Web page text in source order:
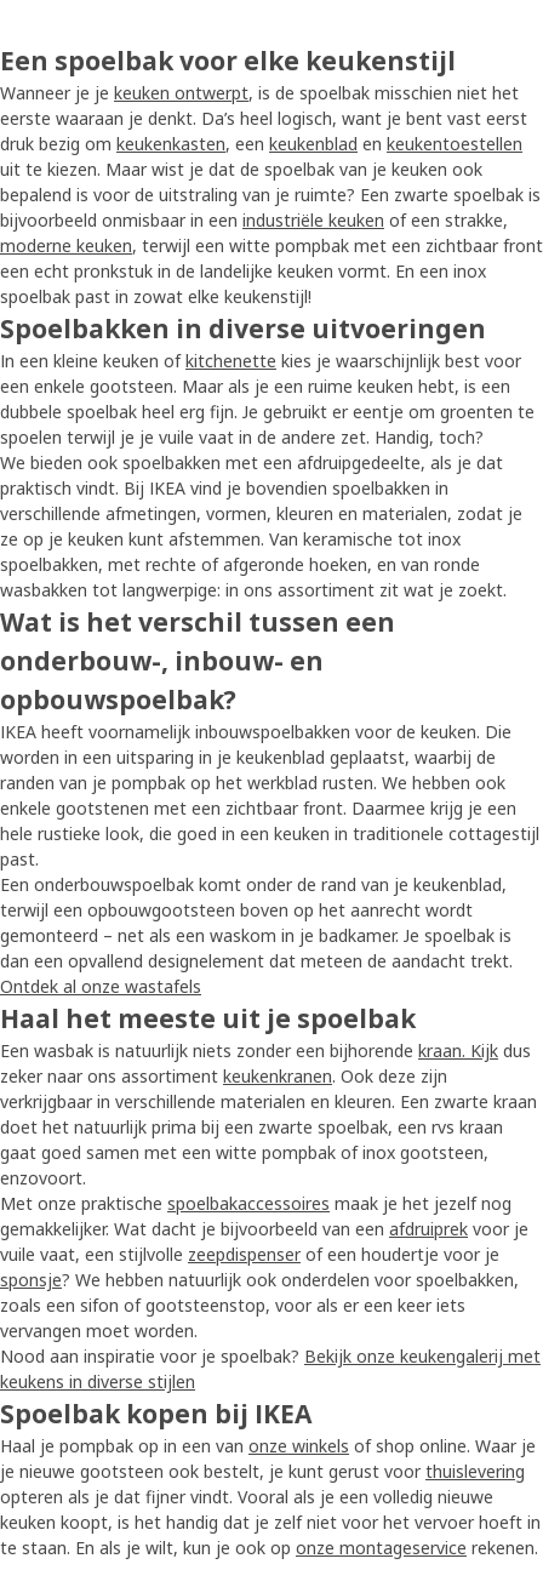
Een spoelbak voor elke keukenstijl
Wanneer je je keuken ontwerpt, is de spoelbak misschien niet het
eerste waaraan je denkt. Da’s heel logisch, want je bent vast eerst
druk bezig om keukenkasten, een keukenblad en keukentoestellen
uit te kiezen. Maar wist je dat de spoelbak van je keuken ook
bepalend is voor de uitstraling van je ruimte? Een zwarte spoelbak is
bijvoorbeeld onmisbaar in een industriële keuken of een strakke,
moderne keuken, terwijl een witte pompbak met een zichtbaar front
een echt pronkstuk in de landelijke keuken vormt. En een inox
spoelbak past in zowat elke keukenstijl!
Spoelbakken in diverse uitvoeringen
In een kleine keuken ofkitchenette kies je waarschijnlijk best voor
een enkele gootsteen. Maar als je een ruime keuken hebt, is een
dubbele spoelbak heel erg fijn. Je gebruikt er eentje om groenten te
spoelen terwijl je je vuile vaat in de andere zet. Handig, toch?
We bieden ook spoelbakken met een afdruipgedeelte, als je dat
praktisch vindt. Bij IKEA vind je bovendien spoelbakken in
verschillende afmetingen, vormen, kleuren en materialen, zodat je
ze op je keuken kunt afstemmen. Van keramische tot inox
spoelbakken, met rechte of afgeronde hoeken, en van ronde
wasbakken tot langwerpige: in ons assortiment zit wat je zoekt.
Wat is het verschil tussen een
onderbouw-, inbouw- en
opbouwspoelbak?
IKEA heeft voornamelijk inbouwspoelbakken voor de keuken. Die
worden in een uitsparing in je keukenblad geplaatst, waarbij de
randen van je pompbak op het werkblad rusten. We hebben ook
enkele gootstenen met een zichtbaar front. Daarmee krijg je een
hele rustieke look, die goed in een keuken in traditionele cottagestijl
past.
Een onderbouwspoelbak komt onder de rand van je keukenblad,
terwijl een opbouwgootsteen boven op het aanrecht wordt
gemonteerd – net als een waskom in je badkamer. Je spoelbak is
dan een opvallend designelement dat meteen de aandacht trekt.
Ontdek al onze wastafels
Haal het meeste uit je spoelbak
Een wasbak is natuurlijk niets zonder een bijhorende kraan. Kijk dus
zeker naar ons assortiment keukenkranen. Ook deze zijn
verkrijgbaar in verschillende materialen en kleuren. Een zwarte kraan
doet het natuurlijk prima bij een zwarte spoelbak, een rvs kraan
gaat goed samen met een witte pompbak of inox gootsteen,
enzovoort.
Met onze praktische spoelbakaccessoires maak je het jezelf nog
gemakkelijker. Wat dacht je bijvoorbeeld van een afdruiprek voor je
vuile vaat, een stijlvolle zeepdispenser of een houdertje voor je
sponsje? We hebben natuurlijk ook onderdelen voor spoelbakken,
zoals een sifon of gootsteenstop, voor als er een keer iets
vervangen moet worden.
Nood aan inspiratie voor je spoelbak? Bekijk onze keukengalerij met
keukens in diverse stijlen
Spoelbak kopen bij IKEA
Haal je pompbak op in een van onze winkels of shop online. Waar je
je nieuwe gootsteen ook bestelt, je kunt gerust voor thuislevering
opteren als je dat fijner vindt. Vooral als je een volledig nieuwe
keuken koopt, is het handig dat je zelf niet voor het vervoer hoeft in
te staan. En als je wilt, kun je ook op onze montageservice rekenen.